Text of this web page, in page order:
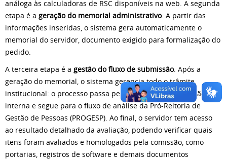
análoga às calculadoras de RSC disponíveis na web. A segunda
etapa é a geração do memorial administrativo. A partir das
informações inseridas, o sistema gera automaticamente o
memorial do servidor, documento exigido para formalização do
pedido.
A terceira etapa é a gestão do fluxo de submissão. Após a
geração do memorial, o sistema gerencia todo o trâmite
institucional: o processo passa pela Comissão de Avaliação
interna e segue para o fluxo de análise da Pró-Reitoria de
Gestão de Pessoas (PROGESP). Ao final, o servidor tem acesso
ao resultado detalhado da avaliação, podendo verificar quais
itens foram avaliados e homologados pela comissão, como
portarias, registros de software e demais documentos